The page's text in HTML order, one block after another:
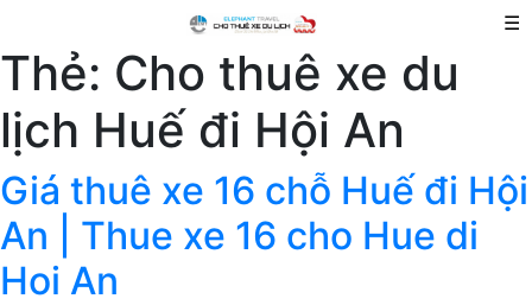
☰
Thẻ: Cho thuê xe du
lịch Huế đi Hội An
Giá thuê xe 16 chỗ Huế đi Hội
An | Thue xe 16 cho Hue di
Hoi An